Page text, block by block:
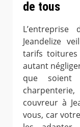
de tous
Jeandelize
tarifs
autant
que soient
couvreur à
vous, car